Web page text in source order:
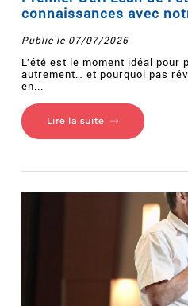
connaissances avec
Publié le 07/07/2026
L'été est le moment idéal pour
autrement… et pourquoi pas
en...
Lire la suite